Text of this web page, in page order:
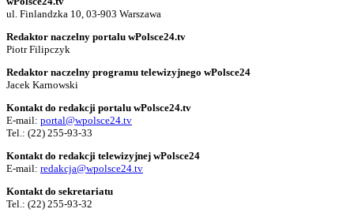
ul. Finlandzka 10, 03-903 Warszawa
Redaktor naczelny portalu wPolsce24.tv
Piotr Filipczyk
Redaktor naczelny programu telewizyjnego wPolsce24
Jacek Karnowski
Kontakt do redakcji portalu wPolsce24.tv
E-mail: portal@wpolsce24.tv
Tel.: (22) 255-93-33
Kontakt do redakcji telewizyjnej wPolsce24
E-mail: redakcja@wpolsce24.tv
Kontakt do sekretariatu
Tel.: (22) 255-93-32